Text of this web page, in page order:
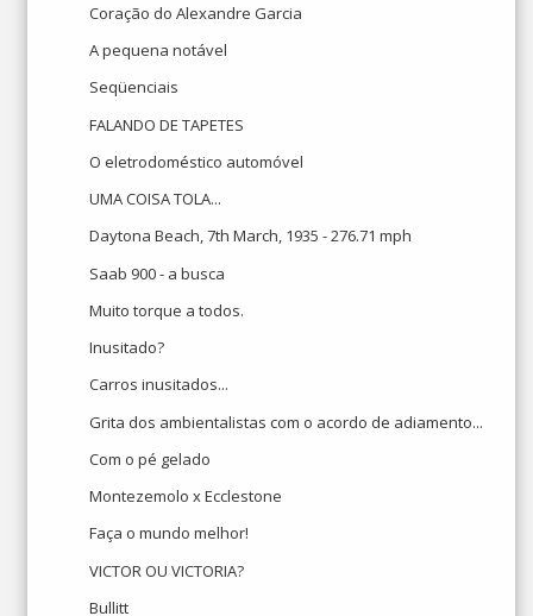
Coração do Alexandre Garcia
A pequena notável
Seqüenciais
FALANDO DE TAPETES
O eletrodoméstico automóvel
UMA COISA TOLA...
Daytona Beach, 7th March, 1935 - 276.71 mph
Saab 900 - a busca
Muito torque a todos.
Inusitado?
Carros inusitados...
Grita dos ambientalistas com o acordo de adiamento...
Com o pé gelado
Montezemolo x Ecclestone
Faça o mundo melhor!
VICTOR OU VICTORIA?
Bullitt